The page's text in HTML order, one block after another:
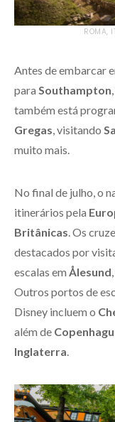
ROMA,
Antes de embarcar
para Southampton
também está
Gregas, visitando
muito mais.
No final de julho, o
itinerários pela
Britânicas. Os
destacados por
escalas em Ålesund,
Outros portos de
Disney incluem o
além de
Inglaterra.